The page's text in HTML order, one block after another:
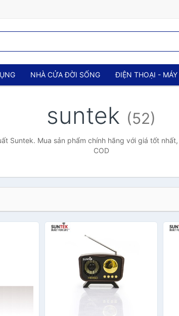
NHÀ CỬA ĐỜI SỐNG ĐIỆN THOẠI -
suntek (52)
Suntek. Mua sản phẩm chính hãng với giá tốt
COD